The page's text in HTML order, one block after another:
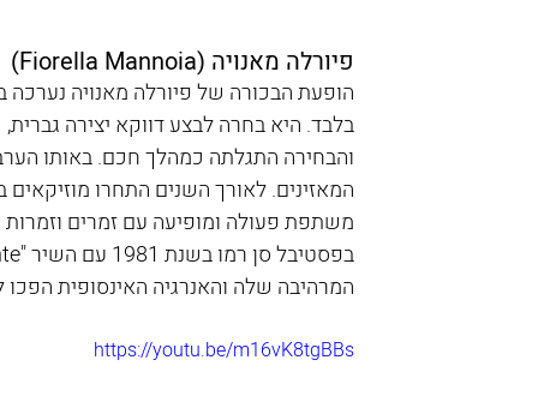
פיורלה מאנויה (Fiorella Mannoia)
בלבד. היא בחרה לבצע דווקא יצירה
והבחירה התגלתה כמהלך חכם. באותו
המאזינים. לאורך השנים התחרו
משתפת פעולה ומופיעה עם זמרים
המרהיבה שלה והאנרגיה האינסופית
https://youtu.be/m16vK8tgBBs